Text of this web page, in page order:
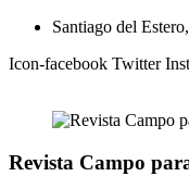
contenido
Santiago del
Icon-facebook Twitter
Revista Campo